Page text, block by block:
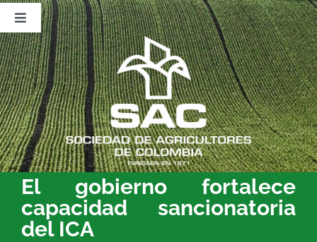
Saltar
contenido
Toggle
Navigation
Nosotros
Publicaciones
Sala de Prensa
Eventos
El gobierno fortalece
capacidad sancionatoria
del ICA